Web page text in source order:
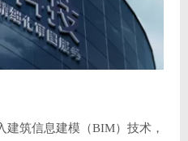
建筑信息建模（BIM）技术，